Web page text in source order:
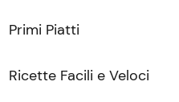
Primi Piatti
Ricette Facili e Veloci